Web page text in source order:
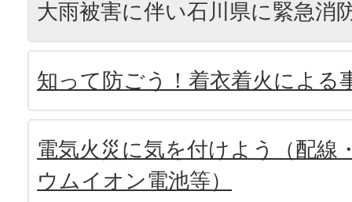
大雨被害に伴い石川県に緊急消
知って防ごう！着衣着火による
電気火災に気を付けよう（配線
ウムイオン電池等）